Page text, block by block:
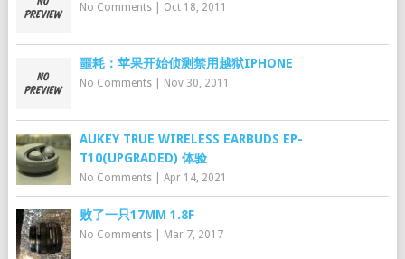
No Comments| Oct 18, 2011
噩耗：苹果开始侦测禁用越狱IPHONE
No Comments| Nov 30, 2011
AUKEY TRUE WIRELESS EARBUDS EP-
T10(UPGRADED) 体验
No Comments| Apr 14, 2021
败了一只17MM 1.8F
No Comments| Mar 7, 2017